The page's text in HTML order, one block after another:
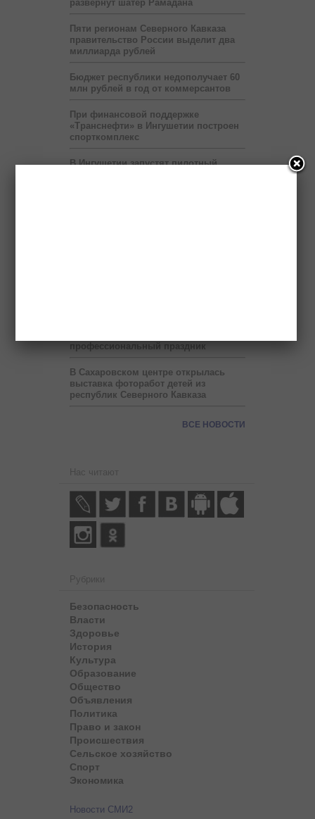
развернут шатёр Рамадана
Пяти регионам Северного Кавказа
правительство России выделит два
миллиарда рублей
Бюджет республики недополучает 60
млн рублей в год от коммерсантов
При финансовой поддержке
«Транснефти» в Ингушетии построен
спорткомплекс
В Ингушетии запустят пилотный
профессиональный праздник
В Сахаровском центре открылась
выставка фоторабот детей из
республик Северного Кавказа
ВСЕ НОВОСТИ
Нас читают
Рубрики
Безопасность
Власти
Здоровье
История
Культура
Образование
Общество
Объявления
Политика
Право и закон
Происшествия
Сельское хозяйство
Спорт
Экономика
Новости СМИ2